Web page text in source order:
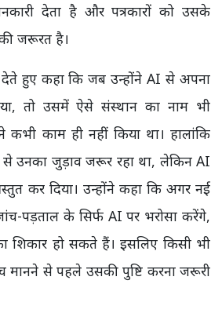
देता है और पत्रकारों को उसके
जरूरत है।
देते हुए कहा कि जब उन्होंने AI से अपना
तो उसमें ऐसे संस्थान का नाम भी
कभी काम ही नहीं किया था। हालांकि
जुड़ाव जरूर रहा था, लेकिन AI
कर दिया। उन्होंने कहा कि अगर नई
पड़ताल के सिर्फ AI पर भरोसा करेंगे,
शिकार हो सकते हैं। इसलिए किसी भी
मानने से पहले उसकी पुष्टि करना जरूरी